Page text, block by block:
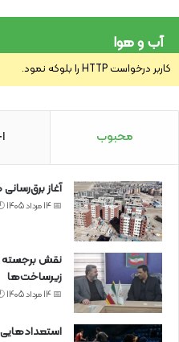
آب و هوا
کاربر درخواست HTTP را بلوکه نمود.
محبوب
آغاز
📅 14 مرداد 1405 🕙13:43
نقش
زیرساخت‌ها
📅 14 مرداد 1405 🕙13:35